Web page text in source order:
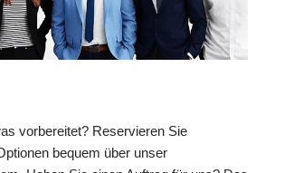
vorbereitet? Reservieren Sie
bequem über unser